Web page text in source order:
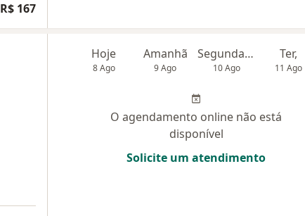
R$ 167
Hoje
8 Ago
Amanhã
9 Ago
Segunda-feira
10 Ago
Ter,
11 Ago
O agendamento online não está
disponível
Solicite um atendimento